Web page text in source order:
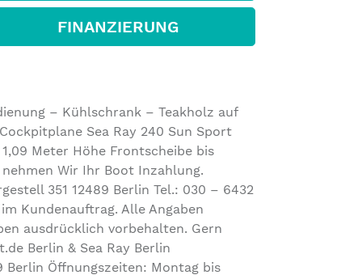
FINANZIERUNG
– Kühlschrank – Teakholz auf
Sea Ray 240 Sun Sport
Meter Höhe Frontscheibe bis
Wir Ihr Boot Inzahlung.
351 12489 Berlin Tel.: 030 – 6432
Kundenauftrag. Alle Angaben
ausdrücklich vorbehalten. Gern
Berlin & Sea Ray Berlin
Berlin Öffnungszeiten: Montag bis